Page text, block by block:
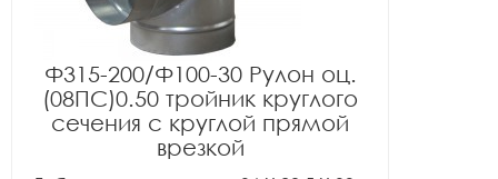
Ф315-200/Ф100-30 Рулон оц.
(08ПС)0.50 тройник круглого
сечения с круглой прямой
врезкой